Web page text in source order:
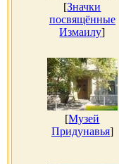
[Значки
посвящённые
Измаилу]
[Музей
Придунавья]